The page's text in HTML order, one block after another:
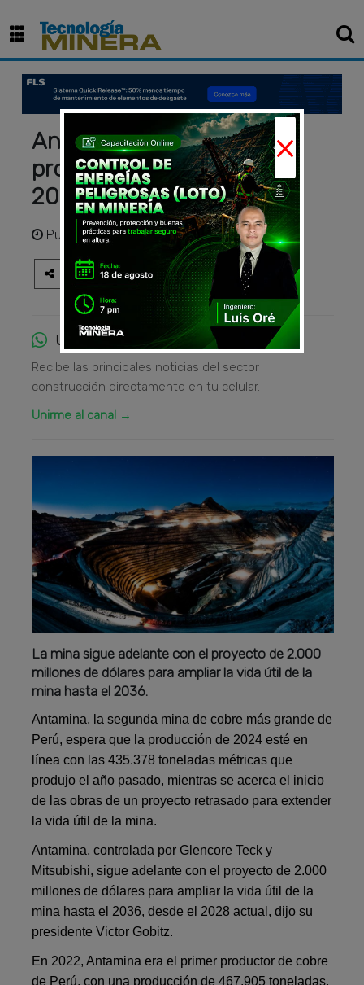
Antamina mantiene su
producción de cobre en
2024
Publicadohace 2 años
Únete al canal de WhatsApp
Recibe las principales noticias del sector
construcción directamente en tu celular.
Unirme al canal →
La mina sigue adelante con el proyecto de 2.000
millones de dólares para ampliar la vida útil de la
mina hasta el 2036.
Antamina, la segunda mina de cobre más grande de
Perú, espera que la producción de 2024 esté en
línea con las 435.378 toneladas métricas que
produjo el año pasado, mientras se acerca el inicio
de las obras de un proyecto retrasado para extender
la vida útil de la mina.
Antamina, controlada por Glencore Teck y
Mitsubishi, sigue adelante con el proyecto de 2.000
millones de dólares para ampliar la vida útil de la
mina hasta el 2036, desde el 2028 actual, dijo su
presidente Victor Gobitz.
En 2022, Antamina era el primer productor de cobre
de Perú, con una producción de 467.905 toneladas,
×